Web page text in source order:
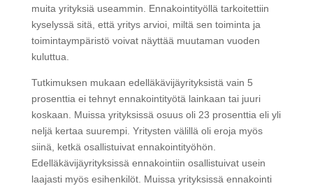
muita yrityksiä useammin. Ennakointityöllä tarkoitettiin
kyselyssä sitä, että yritys arvioi, miltä sen toiminta ja
toimintaympäristö voivat näyttää muutaman vuoden
kuluttua.
Tutkimuksen mukaan edelläkävijäyrityksistä vain 5
prosenttia ei tehnyt ennakointityötä lainkaan tai juuri
koskaan. Muissa yrityksissä osuus oli 23 prosenttia eli yli
neljä kertaa suurempi. Yritysten välillä oli eroja myös
siinä, ketkä osallistuivat ennakointityöhön.
Edelläkävijäyrityksissä ennakointiin osallistuivat usein
laajasti myös esihenkilöt. Muissa yrityksissä ennakointi